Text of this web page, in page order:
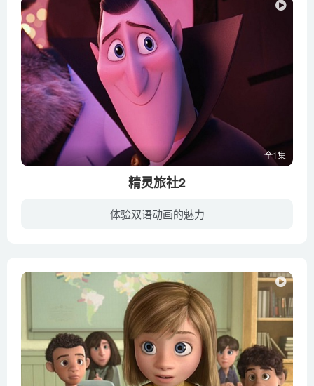
全1集
精灵旅社2
体验双语动画的魅力